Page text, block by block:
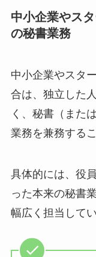
中小企業やス
の秘書業務
中小企業やスタ
合は、独立した
く、秘書（また
業務を兼務する
具体的には、役
った本来の秘書
幅広く担当して